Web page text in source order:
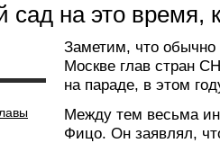
сад на это время,
Заметим, что
Москве глав стран
на параде, в этом
Между тем весьма
Фицо. Он заявлял,